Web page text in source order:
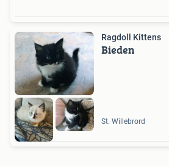
Ragdoll Kittens
Bieden
St. Willebrord